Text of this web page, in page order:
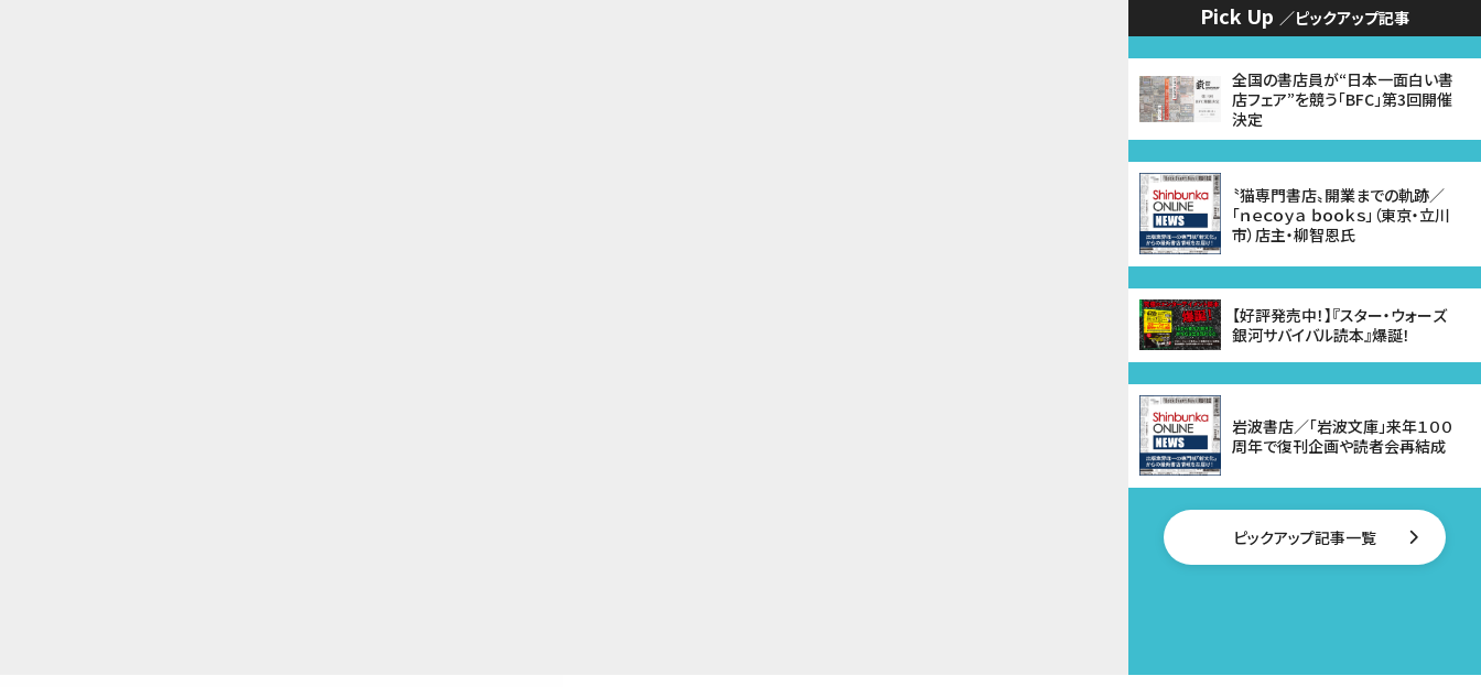
Pick Up ／ピックアップ記事
全国の書店員が“日本一面白い書
店フェア”を競う「BFC」第3回開催
決定
〝猫専門書店〟開業までの軌跡／
「ｎｅｃｏｙａ ｂｏｏｋｓ」（東京・立川
市）店主・柳智恩氏
【好評発売中！】『スター・ウォーズ
銀河サバイバル読本』爆誕！
岩波書店／「岩波文庫」来年１００
周年で復刊企画や読者会再結成
ピックアップ記事一覧